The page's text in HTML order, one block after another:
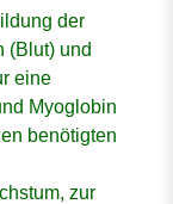
der
(Blut) und
eine
Myoglobin
benötigten
zur